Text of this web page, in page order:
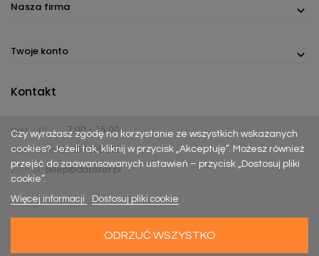
Nasza firma
Twoje konto
Czy wyrażasz zgodę na korzystanie ze wszystkich wskazanych
cookies? Jeżeli tak, kliknij w przycisk „Akceptuję”. Możesz również
przejść do zaawansowanych ustawień – przycisk „Dostosuj pliki
cookie”.
Więcej informacji
Dostosuj pliki cookie
ODRZUĆ WSZYSTKO
Kontakt
pon. - pt.
7:00 - 15:00
Telefon:(+48) 737 305 306
E-mail: sklep@dabster.pl